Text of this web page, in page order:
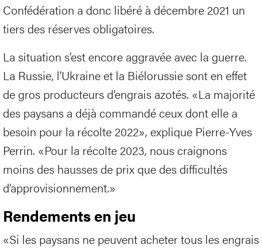
Confédération a donc libéré à décembre 2021 un
tiers des réserves obligatoires.
La situation s’est encore aggravée avec la guerre.
La Russie, l’Ukraine et la Biélorussie sont en effet
de gros producteurs d’engrais azotés. «La majorité
des paysans a déjà commandé ceux dont elle a
besoin pour la récolte 2022», explique Pierre-Yves
Perrin. «Pour la récolte 2023, nous craignons
moins des hausses de prix que des difficultés
d’approvisionnement.»
Rendements en jeu
«Si les paysans ne peuvent acheter tous les engrais